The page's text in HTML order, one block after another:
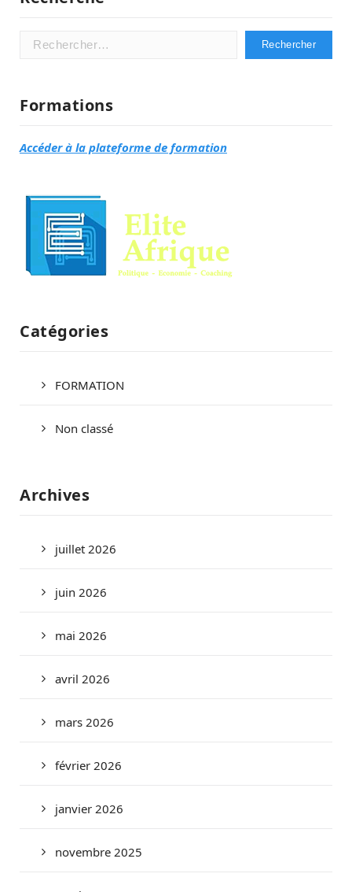
Rechercher :
Formations
Accéder à la plateforme de formation
Catégories
FORMATION
Non classé
Archives
juillet 2026
juin 2026
mai 2026
avril 2026
mars 2026
février 2026
janvier 2026
novembre 2025